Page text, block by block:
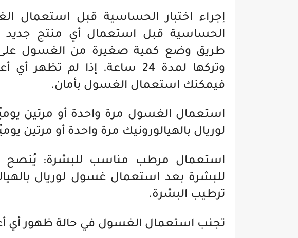
إجراء اختبار الحساسية قبل استعمال
الحساسية قبل استعمال أي منتج جديد
طريق وضع كمية صغيرة من الغسول
وتركها لمدة 24 ساعة. إذا لم
فيمكنك استعمال الغسول بأمان.
استعمال الغسول مرة واحدة أو مرتين
لوريال بالهيالورونيك مرة واحدة أو مرتين
استعمال مرطب مناسب للبشرة:
للبشرة بعد استعمال غسول لوريال
ترطيب البشرة.
تجنب استعمال الغسول في حالة ظهور أي